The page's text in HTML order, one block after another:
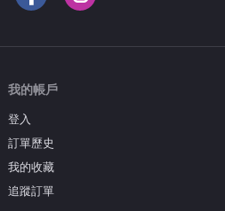
我的帳戶
登入
訂單歷史
我的收藏
追蹤訂單